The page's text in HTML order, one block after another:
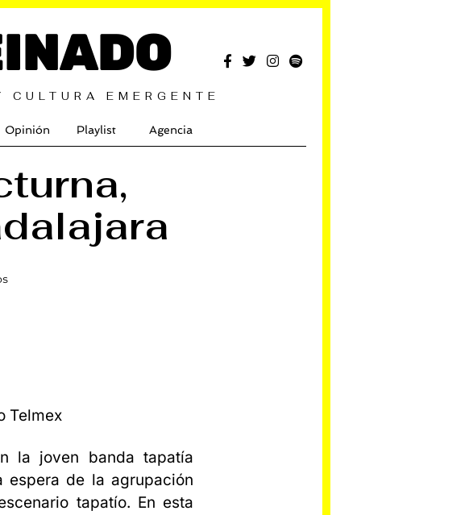
EMERGENTE
Opinión Playlist Agencia
Telmex
la joven banda tapatía
espera de la agrupación
tapatío. En esta